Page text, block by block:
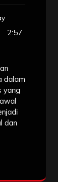
2:57
dalam
yang
dan